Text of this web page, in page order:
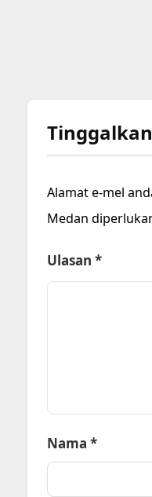
Alamat e-mel
Medan
Ulasan *
Nama *